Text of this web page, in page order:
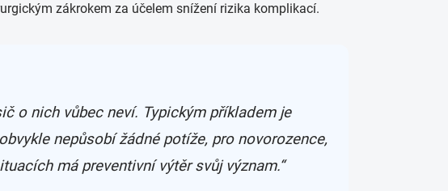
zákrokem za účelem snížení rizika komplikací.
o nich vůbec neví. Typickým příkladem je
nepůsobí žádné potíže, pro novorozence,
má preventivní výtěr svůj význam.“